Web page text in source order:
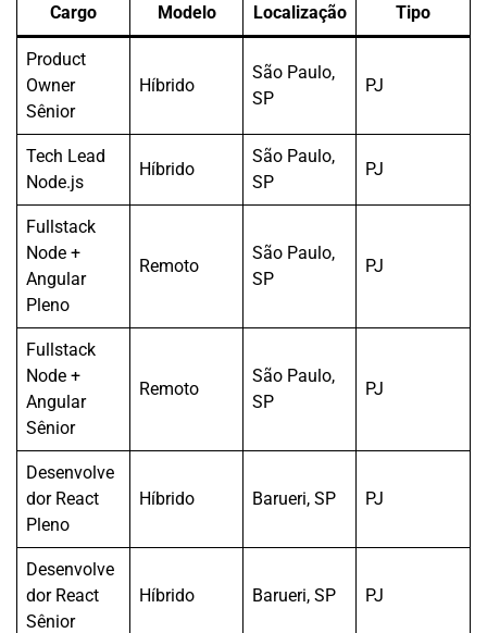
Cargo Modelo Localização Tipo
Product
Owner
Sênior
Híbrido
São Paulo,
SP
PJ
Tech Lead
Node.js
Híbrido
São Paulo,
SP
PJ
Fullstack
Node +
Angular
Pleno
Remoto
São Paulo,
SP
PJ
Fullstack
Node +
Angular
Sênior
Remoto
São Paulo,
SP
PJ
Desenvolve
dor React
Pleno
Híbrido Barueri, SP PJ
Desenvolve
dor React
Sênior
Híbrido Barueri, SP PJ